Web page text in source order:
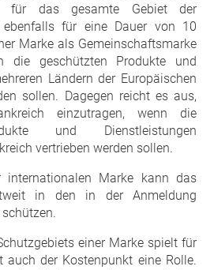
für das gesamte Gebiet der
ebenfalls für eine Dauer von 10
Marke als Gemeinschaftsmarke
die geschützten Produkte und
Ländern der Europäischen
sollen. Dagegen reicht es aus,
einzutragen, wenn die
und Dienstleistungen
vertrieben werden sollen.
internationalen Marke kann das
in den in der Anmeldung
einer Marke spielt für
auch der Kostenpunkt eine Rolle.